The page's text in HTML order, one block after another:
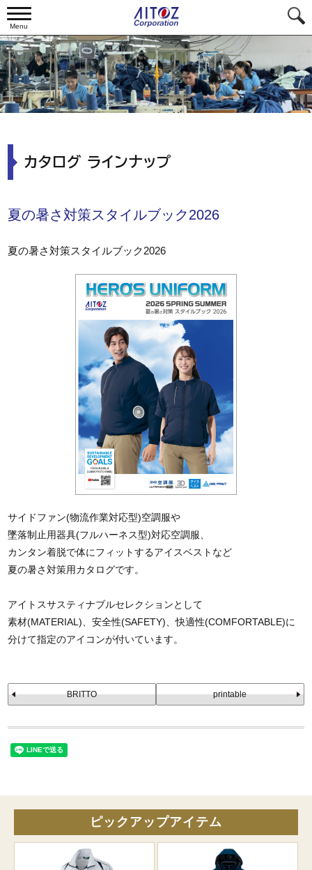
Menu
カタログ ラインナップ
夏の暑さ対策スタイルブック2026
夏の暑さ対策スタイルブック2026
サイドファン(物流作業対応型)空調服や
墜落制止用器具(フルハーネス型)対応空調服、
カンタン着脱で体にフィットするアイスベストなど
夏の暑さ対策用カタログです。
アイトスサスティナブルセレクションとして
素材(MATERIAL)、安全性(SAFETY)、快適性(COMFORTABLE)に
分けて指定のアイコンが付いています。
BRITTO printable
ピックアップアイテム